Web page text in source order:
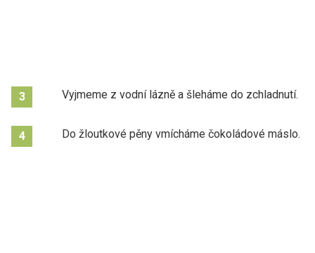
3 Vyjmeme z vodní lázně a šleháme do zchladnutí.
4 Do žloutkové pěny vmícháme čokoládové máslo.